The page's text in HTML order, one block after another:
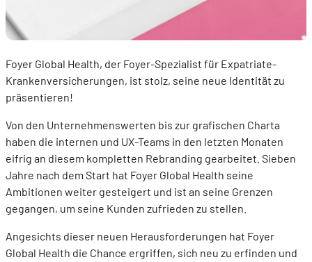
Foyer Global Health, der Foyer-Spezialist für Expatriate-
Krankenversicherungen, ist stolz, seine neue Identität zu
präsentieren!
Von den Unternehmenswerten bis zur grafischen Charta
haben die internen und UX-Teams in den letzten Monaten
eifrig an diesem kompletten Rebranding gearbeitet. Sieben
Jahre nach dem Start hat Foyer Global Health seine
Ambitionen weiter gesteigert und ist an seine Grenzen
gegangen, um seine Kunden zufrieden zu stellen.
Angesichts dieser neuen Herausforderungen hat Foyer
Global Health die Chance ergriffen, sich neu zu erfinden und